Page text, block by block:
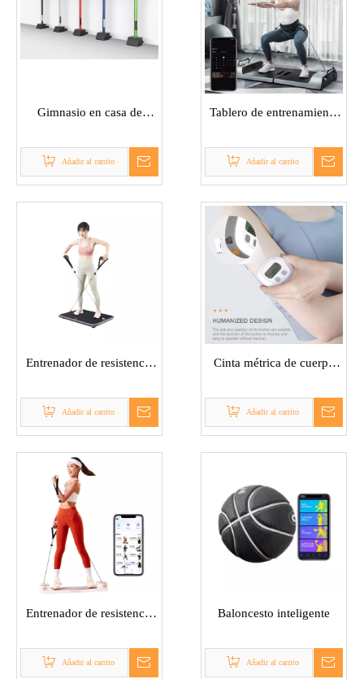
Gimnasio en casa de
Añadir al carrito
Tablero de entrenamiento
Añadir al carrito
Entrenador de resistencia
Añadir al carrito
Cinta métrica de cuerpo
Añadir al carrito
Entrenador de resistencia
Añadir al carrito
Baloncesto inteligente
Añadir al carrito